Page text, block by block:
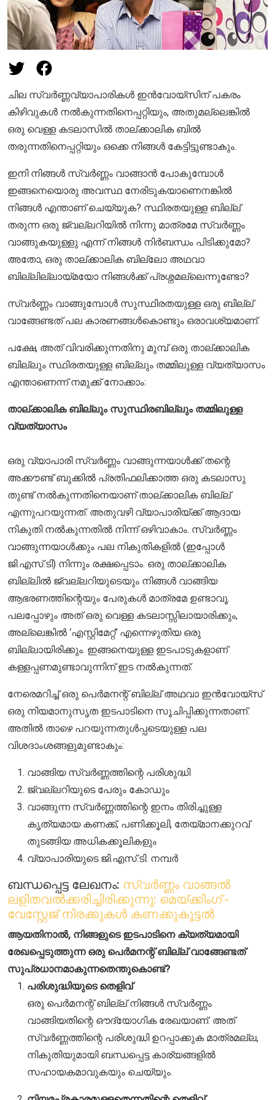
ചില സ്വർണ്ണവ്യാപാരികൾ ഇൻവോയ്സിന് പകരം
കിഴിവുകൾ നൽകുന്നതിനെപ്പറ്റിയും, അതുമല്ലെങ്കിൽ
ഒരു വെള്ള കടലാസിൽ താല്ക്കാലിക ബിൽ
തരുന്നതിനെപ്പറ്റിയും ഒക്കെ നിങ്ങൾ കേട്ടിട്ടുണ്ടാകും.
ഇനി നിങ്ങൾ സ്വർണ്ണം വാങ്ങാൻ പോകുമ്പോൾ
ഇങ്ങനെയൊരു അവസ്ഥ നേരിടുകയാണെനങ്കിൽ
നിങ്ങൾ എന്താണ് ചെയ്യുക? സ്ഥിരതയുള്ള ബില്ല്
തരുന്ന ഒരു ജ്വല്ലറിയിൽ നിന്നു മാത്രമേ സ്വർണ്ണം
വാങ്ങുകയുള്ളു എന്ന് നിങ്ങൾ നിർബന്ധം പിടിക്കുമോ?
അതോ, ഒരു താല്ക്കാലിക ബില്ലോ അഥവാ
ബില്ലില്ലായ്മയോ നിങ്ങൾക്ക് പ്രശ്നമല്ലെന്നുണ്ടോ?
സ്വർണ്ണം വാങ്ങുമ്പോൾ സുസ്ഥിരതയുള്ള ഒരു ബില്ല്
വാങ്ങേണ്ടത് പല കാരണങ്ങൾകൊണ്ടും ഒരാവശ്യമാണ്.
പക്ഷേ, അത് വിവരിക്കുന്നതിനു മുമ്പ് ഒരു താല്ക്കാലിക
ബില്ലും സ്ഥിരതയുള്ള ബില്ലും തമ്മിലുള്ള വ്യത്യാസം
എന്താണെന്ന് നമുക്ക് നോക്കാം:
താല്ക്കാലിക ബില്ലും സുസ്ഥിരബില്ലും തമ്മിലുള്ള
വ്യത്യാസം
ഒരു വ്യാപാരി സ്വർണ്ണം വാങ്ങുന്നയാൾക്ക് തന്റെ
അക്കൗണ്ട് ബുക്കിൽ പ്രതിഫലിക്കാത്ത ഒരു കടലാസു
തുണ്ട് നൽകുന്നതിനെയാണ് താല്ക്കാലിക ബില്ല്
എന്നുപറയുന്നത്. അതുവഴി വ്യാപാരിയ്ക്ക് ആദായ
നികുതി നൽകുന്നതിൽ നിന്ന് ഒഴിവാകാം. സ്വർണ്ണം
വാങ്ങുന്നയാൾക്കും പല നികുതികളിൽ (ഇപ്പോൾ
ജി.എസ്.ടി) നിന്നും രക്ഷപ്പെടാം. ഒരു താല്ക്കാലിക
ബില്ലിൽ ജ്വല്ലറിയുടെയും നിങ്ങൾ വാങ്ങിയ
ആഭരണത്തിന്റെയും പേരുകൾ മാത്രമേ ഉണ്ടാവൂ.
പലപ്പോഴും അത് ഒരു വെള്ള കടലാസ്സിലായാരിക്കും,
അല്ലെങ്കിൽ ‘എസ്റ്റിമേറ്റ്’ എന്നെഴുതിയ ഒരു
ബില്ലായിരിക്കും. ഇങ്ങനെയുള്ള ഇടപാടുകളാണ്
കള്ളപ്പണമുണ്ടാവുന്നിന് ഇട നൽകുന്നത്.
നേരെമറിച്ച് ഒരു പെർമനന്റ് ബില്ല് അഥവാ ഇൻവോയ്സ്
ഒരു നിയമാനുസൃത ഇടപാടിനെ സൂചിപ്പിക്കുന്നതാണ്.
അതിൽ താഴെ പറയുന്നതുൾപ്പടെയുള്ള പല
വിശദാംശങ്ങളുമുണ്ടാകും:
വാങ്ങിയ സ്വർണ്ണത്തിന്റെ പരിശുദ്ധി
ജ്വല്ലറിയുടെ പേരും കോഡും
വാങ്ങുന്ന സ്വർണ്ണത്തിന്റെ ഇനം തിരിച്ചുള്ള
കൃത്യമായ കണക്ക്, പണിക്കൂലി, തേയ്മാനക്കുറവ്
തുടങ്ങിയ അധികക്കൂലികളും
വ്യാപാരിയുടെ ജി.എസ്.ടി. നമ്പർ
ബന്ധപ്പെട്ട ലേഖനം: സ്വർണ്ണം വാങ്ങൽ
ലളിതവൽക്കരിച്ചിരിക്കുന്നു: മെയ്ക്കിംഗ് -
വേസ്റ്റേജ് നിരക്കുകൾ കണക്കുകൂട്ടൽ
ആയതിനാൽ, നിങ്ങളുടെ ഇടപാടിനെ ക്യത്യമായി
രേഖപ്പെടുത്തുന്ന ഒരു പെർമനന്റ് ബില്ല് വാങ്ങേണ്ടത്
സുപ്രധാനമാകുന്നതെന്തുകൊണ്ട്?
പരിശുദ്ധിയുടെ തെളിവ്
ഒരു പെർമനന്റ് ബില്ല് നിങ്ങൾ സ്വർണ്ണം
വാങ്ങിയതിന്റെ ഔദ്യോഗിക രേഖയാണ്. അത്
സ്വർണ്ണത്തിന്റെ പരിശുദ്ധി ഉറപ്പാക്കുക മാത്രമല്ല,
നികുതിയുമായി ബന്ധപ്പെട്ട കാര്യങ്ങളിൽ
സഹായകമാവുകയും ചെയ്യും.